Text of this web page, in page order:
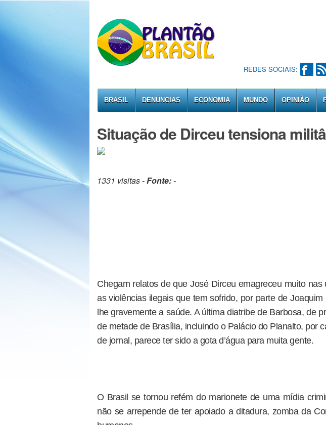
REDES SOCIAIS:
BRASIL DENÚNCIAS ECONOMIA MUNDO OPINIÃO
Situação de Dirceu tensiona
1331 visitas -Fonte:-
Chegam relatos de que José Dirceu emagreceu muito
as violências ilegais que tem sofrido, por parte de
lhe gravemente a saúde. A última diatribe de Barbosa, de
de metade de Brasília, incluindo o Palácio do Planalto, por
de jornal, parece ter sido a gota d’água para muita gente.
O Brasil se tornou refém do marionete de uma mídia
não se arrepende de ter apoiado a ditadura, zomba da